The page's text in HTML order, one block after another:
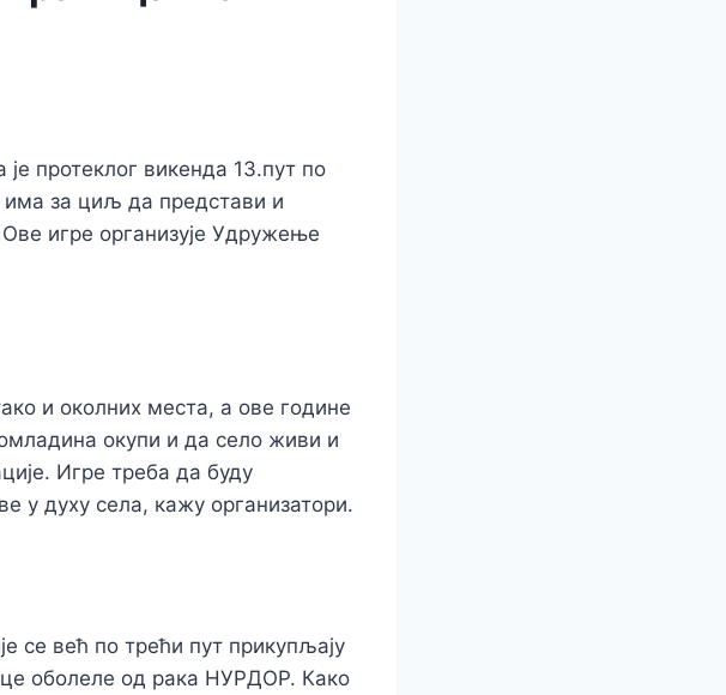
протеклог викенда 13.пут по
има за циљ да представи и
Ове игре организује Удружење
и околних места, а ове године
окупи и да село живи и
Игре треба да буду
у духу села, кажу организатори.
се већ по трећи пут прикупљају
оболеле од рака НУРДОР. Како